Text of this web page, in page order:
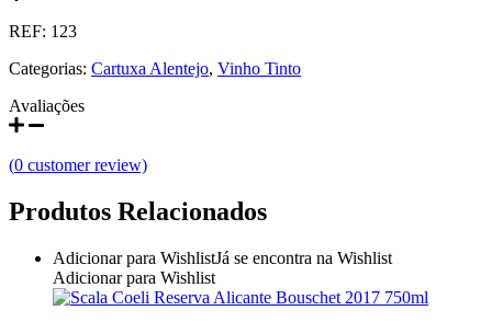
Quinta Do Paral Alentejo
REF: 123
Categorias: Cartuxa Alentejo, Vinho Tinto
Avaliações
(0 customer review)
Produtos Relacionados
Adicionar para WishlistJá se encontra na Wishlist
Adicionar para Wishlist